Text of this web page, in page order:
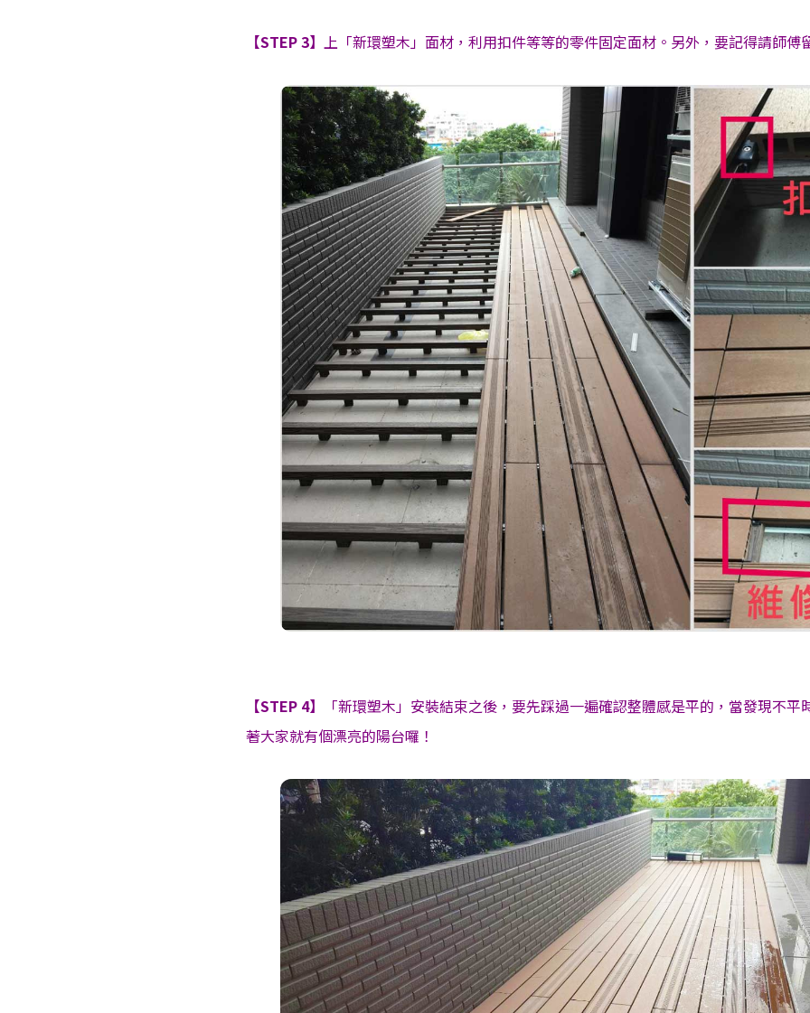
【STEP 3】 上「新環塑木」面材，利用扣件等等的零件固定面材。另外，要記得請師傅
【STEP 4】
「新環塑木」安裝結束之後，要先踩過一遍確認整體感是平的，當發現不
著大家就有個漂亮的陽台囉！